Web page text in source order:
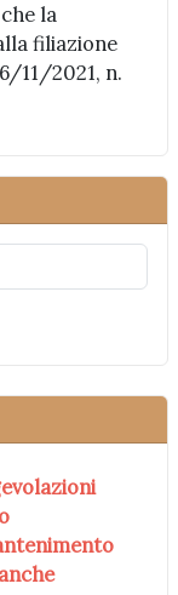
la
filiazione
11/2021, n.